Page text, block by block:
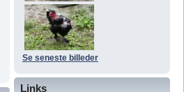
Se seneste billeder
Links